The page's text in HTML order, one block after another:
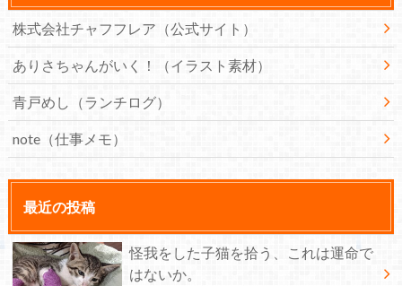
株式会社チャフフレア（公式サイト）
ありさちゃんがいく！（イラスト素材）
青戸めし（ランチログ）
note（仕事メモ）
最近の投稿
怪我をした子猫を拾う、これは運命で
はないか。